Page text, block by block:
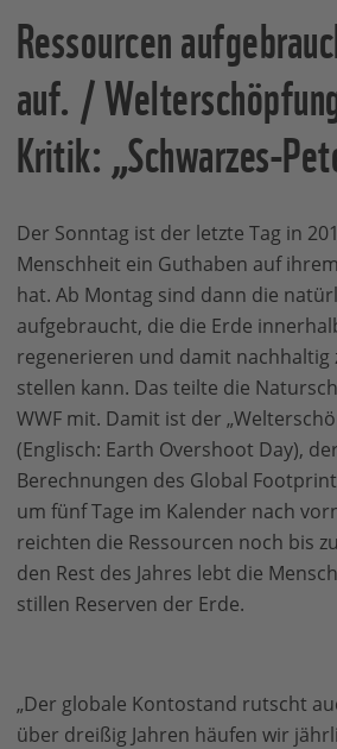
Ressourcen
auf. /
Kritik: „Schwarzes-
Der Sonntag ist der letzte Tag in
Menschheit ein Guthaben auf
hat. Ab Montag sind dann die
aufgebraucht, die die Erde
regenerieren und damit nachhaltig
stellen kann. Das teilte die
WWF mit. Damit ist der
(Englisch: Earth Overshoot Day),
Berechnungen des Global
um fünf Tage im Kalender nach
reichten die Ressourcen noch bis
den Rest des Jahres lebt die
stillen Reserven der Erde.
„Der globale Kontostand rutscht
über dreißig Jahren häufen wir